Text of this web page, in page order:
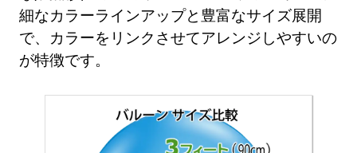
細なカラーラインアップと豊富なサイズ展開
で、カラーをリンクさせてアレンジしやすいの
が特徴です。